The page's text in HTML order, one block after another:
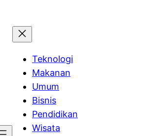
Teknologi
Makanan
Umum
Bisnis
Pendidikan
Wisata